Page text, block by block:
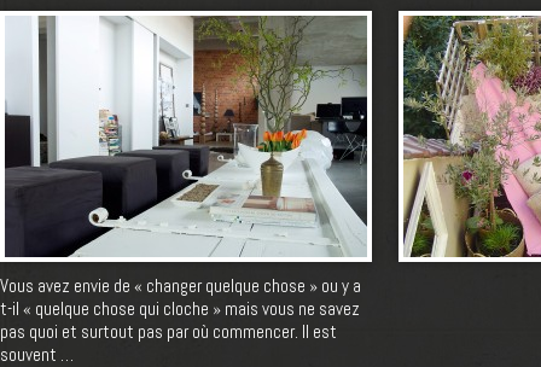
Vous avez envie de « changer quelque chose » ou y a
t-il « quelque chose qui cloche » mais vous ne savez
pas quoi et surtout pas par où commencer. Il est
souvent …